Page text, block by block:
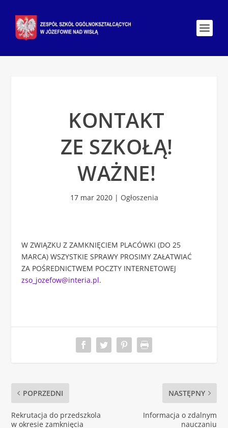
KONTAKT
ZE SZKOŁĄ!
WAŻNE!
17 mar 2020| Ogłoszenia
W ZWIĄZKU Z ZAMKNIĘCIEM PLACÓWKI (DO 25
MARCA) WSZYSTKIE SPRAWY PROSIMY ZAŁATWIAĆ
ZA POŚREDNICTWEM POCZTY INTERNETOWEJ
zso_jozefow@interia.pl.
POPRZEDNI
Rekrutacja do przedszkola
w okresie zamknięcia
NASTĘPNY
Informacja o zdalnym
nauczaniu